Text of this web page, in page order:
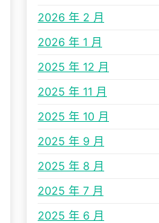
2026 年 2 月
2026 年 1 月
2025 年 12 月
2025 年 11 月
2025 年 10 月
2025 年 9 月
2025 年 8 月
2025 年 7 月
2025 年 6 月